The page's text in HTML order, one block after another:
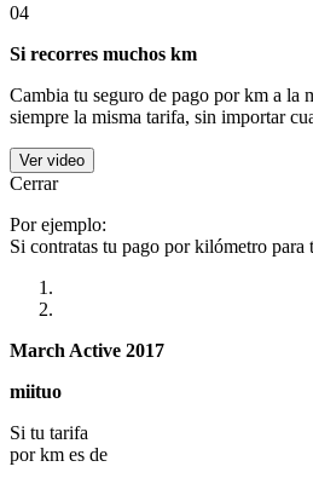
04
Si recorres muchos km
Cambia tu seguro de pago por km a la
siempre la misma tarifa, sin importar
Ver video
Cerrar
Por ejemplo:
Si contratas tu pago por kilómetro para
March Active 2017
miituo
Si tu tarifa
por km es de